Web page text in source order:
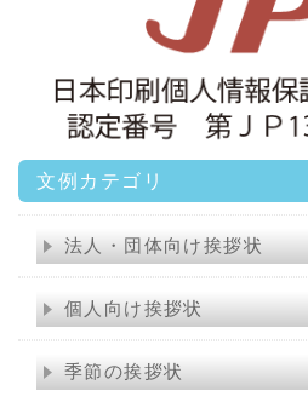
文例カテゴリ
法人・団体向け挨拶状
個人向け挨拶状
季節の挨拶状